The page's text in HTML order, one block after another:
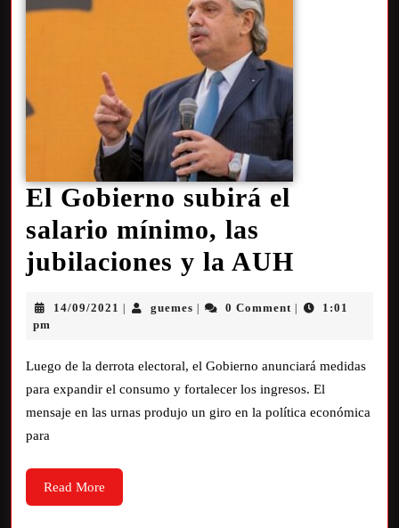
El Gobierno subirá el
salario mínimo, las
jubilaciones y la AUH
14/09/2021 guemes 0 Comment
1:01
pm
Luego de la derrota electoral, el Gobierno anunciará medidas
para expandir el consumo y fortalecer los ingresos. El
mensaje en las urnas produjo un giro en la política económica
para
Read More